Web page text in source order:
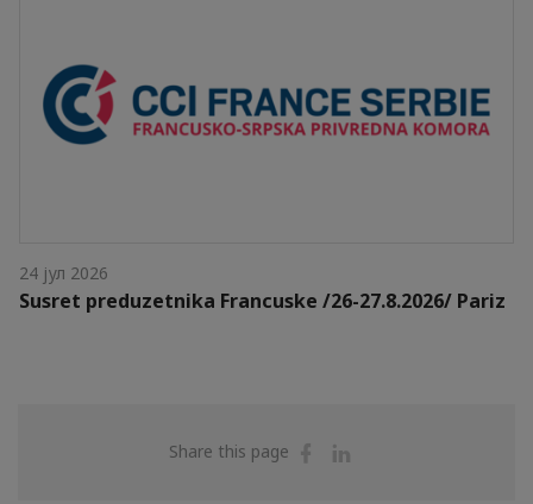
24 јул 2026
Susret preduzetnika Francuske /26-27.8.2026/ Pariz
Share this page
Share